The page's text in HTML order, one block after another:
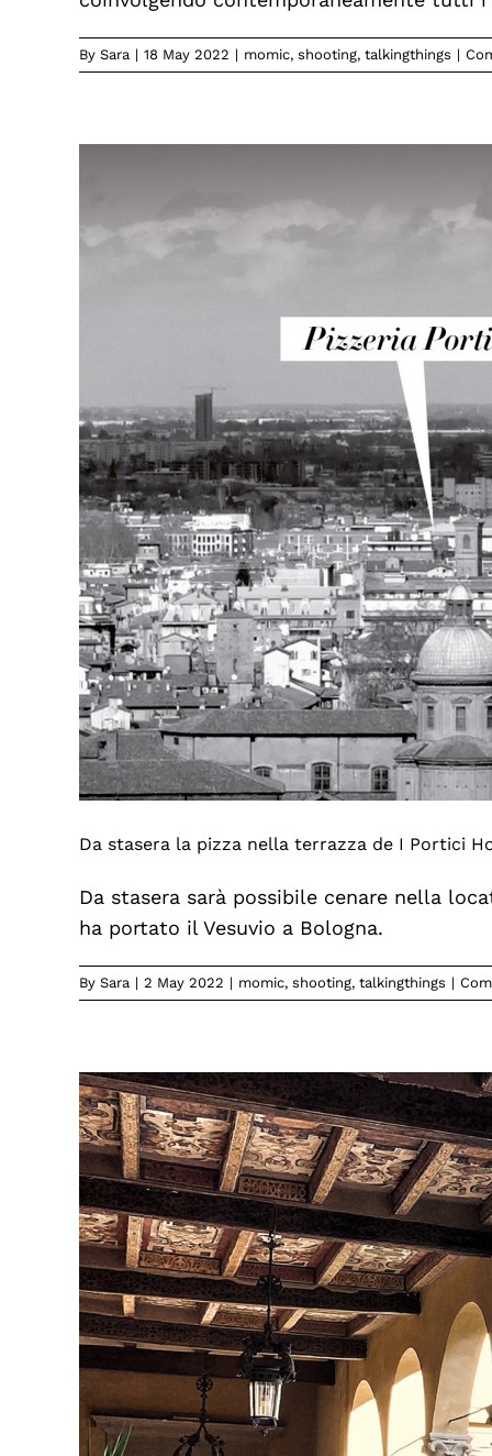
By Sara | 18 May 2022 | momic, shooting, talkingthings |
Da stasera la pizza nella terrazza de I Portici
Da stasera sarà possibile cenare nella
ha portato il Vesuvio a Bologna.
By Sara | 2 May 2022 | momic, shooting, talkingthings |